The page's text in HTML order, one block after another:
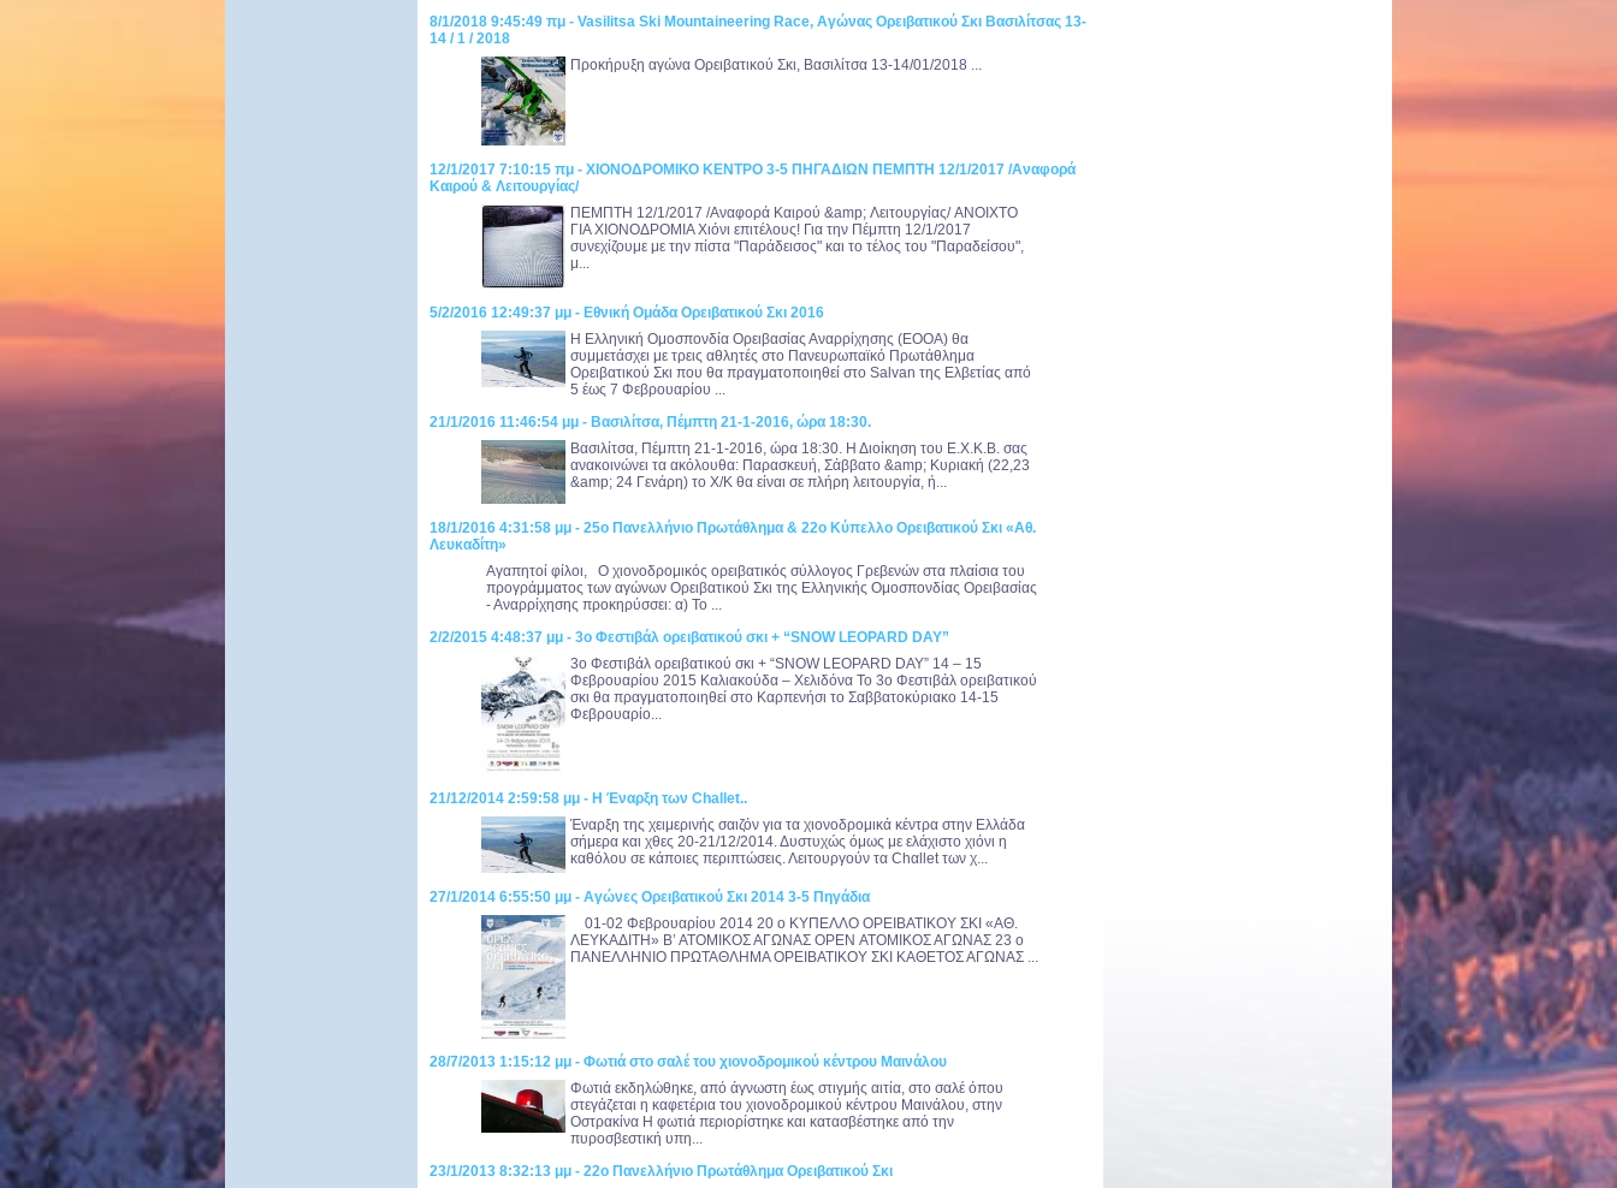
8/1/2018 9:45:49 πμ - Vasilitsa Ski Mountaineering Race, Αγώνας Ορειβατικού Σκι Βασιλίτσας 13-
14 / 1 / 2018
Προκήρυξη αγώνα Ορειβατικού Σκι, Βασιλίτσα 13-14/01/2018 ...
12/1/2017 7:10:15 πμ - ΧΙΟΝΟΔΡΟΜΙΚΟ ΚΕΝΤΡΟ 3-5 ΠΗΓΑΔΙΩΝ ΠΕΜΠΤΗ 12/1/2017 /Αναφορά
Καιρού & Λειτουργίας/
ΠΕΜΠΤΗ 12/1/2017 /Αναφορά Καιρού &amp; Λειτουργίας/ ANOIXTO
ΓΙΑ ΧΙΟΝΟΔΡΟΜΙΑ Χιόνι επιτέλους! Για την Πέμπτη 12/1/2017
συνεχίζουμε με την πίστα "Παράδεισος" και το τέλος του "Παραδείσου",
μ...
5/2/2016 12:49:37 μμ - Εθνική Ομάδα Ορειβατικού Σκι 2016
Η Ελληνική Ομοσπονδία Ορειβασίας Αναρρίχησης (ΕΟΟΑ) θα
συμμετάσχει με τρεις αθλητές στο Πανευρωπαϊκό Πρωτάθλημα
Ορειβατικού Σκι που θα πραγματοποιηθεί στο Salvan της Ελβετίας από
5 έως 7 Φεβρουαρίου ...
21/1/2016 11:46:54 μμ - Βασιλίτσα, Πέμπτη 21-1-2016, ώρα 18:30.
Βασιλίτσα, Πέμπτη 21-1-2016, ώρα 18:30. Η Διοίκηση του Ε.Χ.Κ.Β. σας
ανακοινώνει τα ακόλουθα: Παρασκευή, Σάββατο &amp; Κυριακή (22,23
&amp; 24 Γενάρη) το Χ/Κ θα είναι σε πλήρη λειτουργία, ή...
18/1/2016 4:31:58 μμ - 25ο Πανελλήνιο Πρωτάθλημα & 22ο Κύπελλο Ορειβατικού Σκι «Αθ.
Λευκαδίτη»
Αγαπητοί φίλοι, Ο χιονοδρομικός ορειβατικός σύλλογος Γρεβενών στα πλαίσια του
προγράμματος των αγώνων Ορειβατικού Σκι της Ελληνικής Ομοσπονδίας Ορειβασίας
- Αναρρίχησης προκηρύσσει: α) Το ...
2/2/2015 4:48:37 μμ - 3ο Φεστιβάλ ορειβατικού σκι + “SNOW LEOPARD DAY”
3ο Φεστιβάλ ορειβατικού σκι + “SNOW LEOPARD DAY” 14 – 15
Φεβρουαρίου 2015 Καλιακούδα – Χελιδόνα Το 3ο Φεστιβάλ ορειβατικού
σκι θα πραγματοποιηθεί στο Καρπενήσι το Σαββατοκύριακο 14-15
Φεβρουαρίο...
21/12/2014 2:59:58 μμ - H Έναρξη των Challet..
Έναρξη της χειμερινής σαιζόν για τα χιονοδρομικά κέντρα στην Ελλάδα
σήμερα και χθες 20-21/12/2014. Δυστυχώς όμως με ελάχιστο χιόνι η
καθόλου σε κάποιες περιπτώσεις. Λειτουργούν τα Chαllet των χ...
27/1/2014 6:55:50 μμ - Αγώνες Ορειβατικού Σκι 2014 3-5 Πηγάδια
01-02 Φεβρουαρίου 2014 20 o ΚΥΠΕΛΛΟ ΟΡΕΙΒΑΤΙΚΟΥ ΣΚΙ «ΑΘ.
ΛΕΥΚΑΔΙΤΗ» Β’ ΑΤΟΜΙΚΟΣ ΑΓΩΝΑΣ OPEN ΑΤΟΜΙΚΟΣ ΑΓΩΝΑΣ 23 o
ΠΑΝΕΛΛΗΝΙΟ ΠΡΩΤΑΘΛΗΜΑ ΟΡΕΙΒΑΤΙΚΟΥ ΣΚΙ ΚΑΘΕΤΟΣ ΑΓΩΝΑΣ ...
28/7/2013 1:15:12 μμ - Φωτιά στο σαλέ του χιονοδρομικού κέντρου Μαινάλου
Φωτιά εκδηλώθηκε, από άγνωστη έως στιγμής αιτία, στο σαλέ όπου
στεγάζεται η καφετέρια του χιονοδρομικού κέντρου Μαινάλου, στην
Οστρακίνα Η φωτιά περιορίστηκε και κατασβέστηκε από την
πυροσβεστική υπη...
23/1/2013 8:32:13 μμ - 22ο Πανελλήνιο Πρωτάθλημα Ορειβατικού Σκι